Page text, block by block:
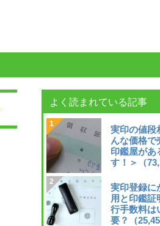
よく読まれている記事
実印の値段
んな価格で
印鑑屋があ
す！＞
（
実印登録に
用と印鑑証
行手数料は
要？
（